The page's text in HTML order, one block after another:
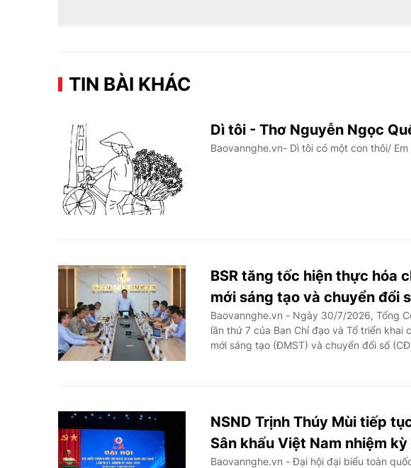
TIN BÀI KHÁC
Dì tôi - Thơ Nguyễn Ngọc
Baovannghe.vn- Dì tôi có một con thôi/
BSR tăng tốc hiện thực hóa
mới sáng tạo và chuyển đổi
Baovannghe.vn - Ngày 30/7/2026, Tổng
lần thứ 7 của Ban Chỉ đạo và Tổ triển
mới sáng tạo (ĐMST) và chuyển đổi số
NSND Trịnh Thúy Mùi tiếp
Sân khấu Việt Nam nhiệm
Baovannghe.vn - Đại hội đại biểu toàn